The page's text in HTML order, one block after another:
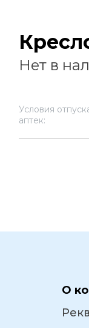
Нет в
Условия
аптек:
О